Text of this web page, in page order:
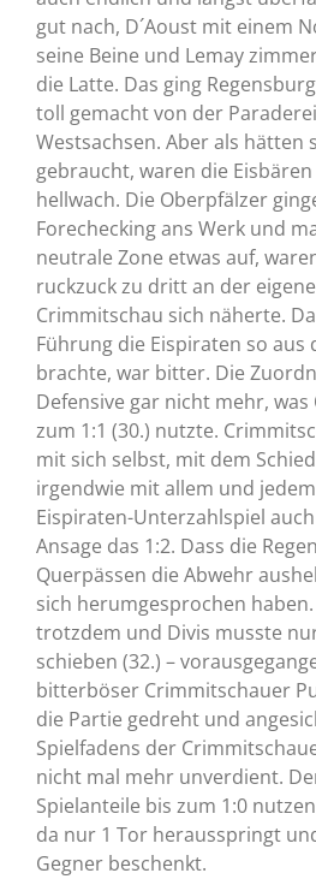
gut nach, D´Aoust mit einem
seine Beine und Lemay
die Latte. Das ging
toll gemacht von der
Westsachsen. Aber als hätten
gebraucht, waren die
hellwach. Die Oberpfälzer
Forechecking ans Werk und
neutrale Zone etwas auf,
ruckzuck zu dritt an der
Crimmitschau sich näherte.
Führung die Eispiraten so aus
brachte, war bitter. Die
Defensive gar nicht mehr,
zum 1:1 (30.) nutzte.
mit sich selbst, mit dem
irgendwie mit allem und
Eispiraten-Unterzahlspiel
Ansage das 1:2. Dass die
Querpässen die Abwehr
sich herumgesprochen
trotzdem und Divis musste
schieben (32.) –
bitterböser Crimmitschauer
die Partie gedreht und
Spielfadens der
nicht mal mehr unverdient.
Spielanteile bis zum 1:0
da nur 1 Tor herausspringt
Gegner beschenkt.